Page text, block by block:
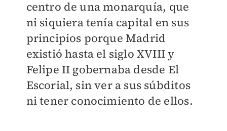
centro de una monarquía, que
ni siquiera tenía capital en sus
principios porque Madrid
existió hasta el siglo XVIII y
Felipe II gobernaba desde El
Escorial, sin ver a sus súbditos
ni tener conocimiento de ellos.